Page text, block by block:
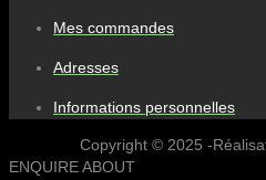
Mes commandes
Adresses
Informations personnelles
Copyright © 2025 -
ENQUIRE ABOUT